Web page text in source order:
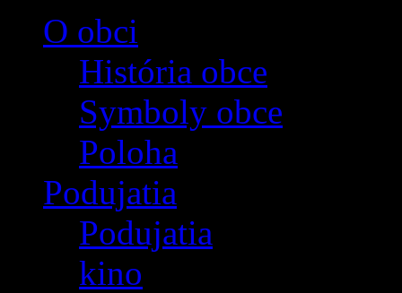
O obci
História obce
Symboly obce
Poloha
Podujatia
Podujatia
kino